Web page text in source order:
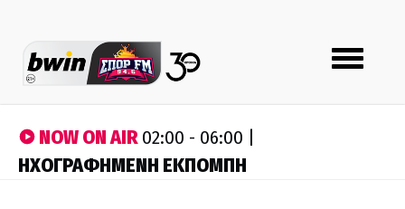
Toggle
navigation
NOW ON AIR02:00 - 06:00 |
ΗΧΟΓΡΑΦΗΜΕΝΗ ΕΚΠΟΜΠΗ